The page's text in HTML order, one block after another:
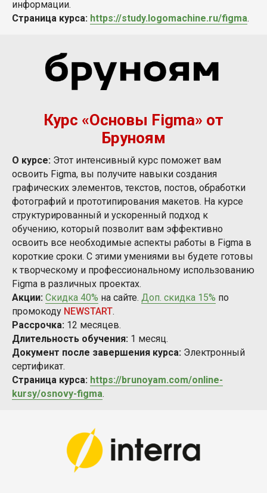
информации.
Страница курса: https://study.logomachine.ru/figma.
Курс «Основы Figma» от
Бруноям
О курсе: Этот интенсивный курс поможет вам
освоить Figma, вы получите навыки создания
графических элементов, текстов, постов, обработки
фотографий и прототипирования макетов. На курсе
структурированный и ускоренный подход к
обучению, который позволит вам эффективно
освоить все необходимые аспекты работы в Figma в
короткие сроки. С этими умениями вы будете готовы
к творческому и профессиональному использованию
Figma в различных проектах.
Акции: Скидка 40% на сайте. Доп. скидка 15% по
промокоду NEWSTART.
Рассрочка: 12 месяцев.
Длительность обучения: 1 месяц.
Документ после завершения курса: Электронный
сертификат.
Страница курса: https://brunoyam.com/online-
kursy/osnovy-figma.